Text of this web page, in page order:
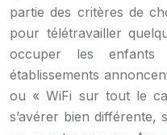
partie des critères de
pour télétravailler
occuper les enfants
établissements
ou « WiFi sur tout le
s’avérer bien différente,